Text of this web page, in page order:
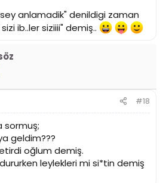
anlamadik" denildigi zaman
ib..ler siziiii" demiş..
#18
sormuş;
geldim???
oğlum demiş.
leylekleri mi si*tin demiş